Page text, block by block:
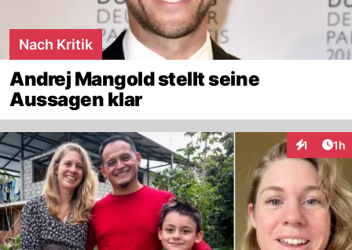
Nach Kritik
Andrej Mangold stellt seine
Aussagen klar
1 1h